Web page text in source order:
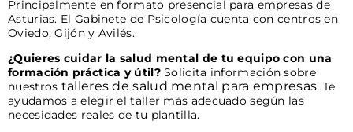
Principalmente en formato presencial para empresas de
Asturias. El Gabinete de Psicología cuenta con centros en
Oviedo, Gijón y Avilés.
¿Quieres cuidar la salud mental de tu equipo con una
formación práctica y útil?Solicita información sobre
nuestros talleres de salud mental para empresas. Te
ayudamos a elegir el taller más adecuado según las
necesidades reales de tu plantilla.